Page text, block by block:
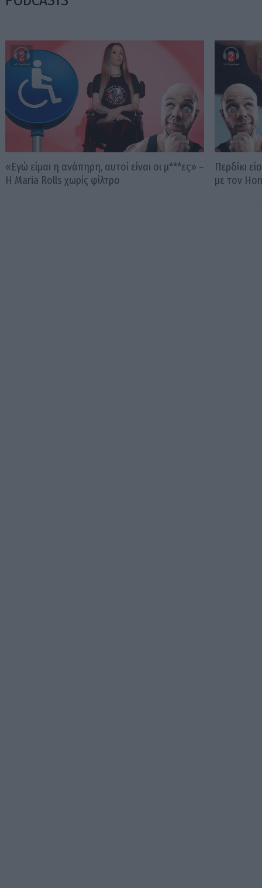
«Εγώ είμαι η ανάπηρη, αυτοί είναι οι μ***ες» –
Η Maria Rolls χωρίς φίλτρο
Περδίκι
με τον